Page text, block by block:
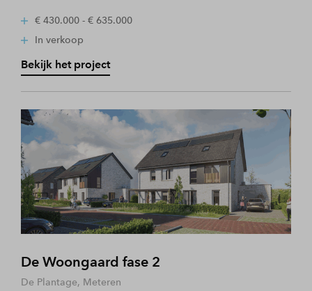
€ 430.000 - € 635.000
In verkoop
Bekijk het project
De Woongaard fase 2
De Plantage, Meteren